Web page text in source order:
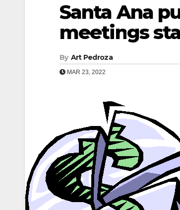
Santa Ana
meetings
By Art Pedroza
MAR 23, 2022